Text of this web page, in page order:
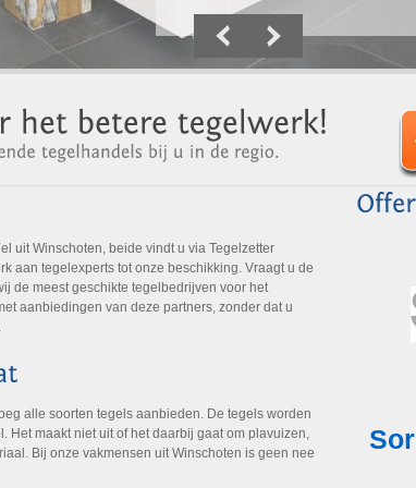
uit Winschoten, beide vindt u via Tegelzetter
aan tegelexperts tot onze beschikking. Vraagt u de
de meest geschikte tegelbedrijven voor het
aanbiedingen van deze partners, zonder dat u
alle soorten tegels aanbieden. De tegels worden
maakt niet uit of het daarbij gaat om plavuizen,
Bij onze vakmensen uit Winschoten is geen nee